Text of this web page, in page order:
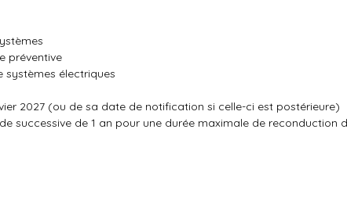
préventive
systèmes électriques
2027 (ou de sa date de notification si celle-ci est postérieure)
successive de 1 an pour une durée maximale de reconduction